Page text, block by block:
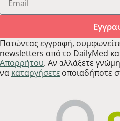
Πατώντας εγγραφή,
newsletters από το DailyMed
Απορρήτου. Αν αλλάξετε
να καταργήσετε οποιαδήποτε